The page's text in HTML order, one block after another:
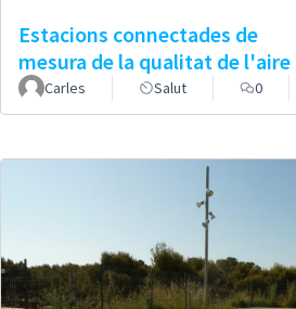
Estacions connectades de
mesura de la qualitat de l'aire
Carles Salut 0